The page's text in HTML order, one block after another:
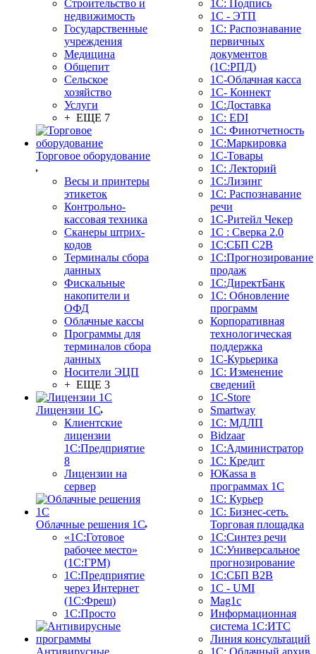
Строительство и
недвижимость
Государственные
учреждения
Медицина
Общепит
Сельское
хозяйство
Услуги
+ ЕЩЕ 7
Торговое оборудование
Весы и принтеры
этикеток
Контрольно-
кассовая техника
Сканеры штрих-
кодов
Терминалы сбора
данных
Фискальные
накопители и
ОФД
Облачные кассы
Программы для
терминалов сбора
данных
Носители ЭЦП
+ ЕЩЕ 3
Лицензии 1С
Клиентские
лицензии
1С:Предприятие
8
Лицензии на
сервер
Облачные решения 1С
«1C:Готовое
рабочее место»
(1С:ГРМ)
1С:Предприятие
через Интернет
(1С:Фреш)
1С:Просто
Антивирусные
1С: Подпись
1С - ЭТП
1С: Распознавание
первичных
документов
(1С:РПД)
1С-Облачная касса
1С- Коннект
1С:Доставка
1С: EDI
1С: Финотчетность
1С:Маркировка
1С-Товары
1С: Лекторий
1С:Лизинг
1С: Распознавание
речи
1C-Ритейл Чекер
1С : Сверка 2.0
1С:СБП C2B
1С:Прогнозирование
продаж
1С:ДиректБанк
1С: Обновление
программ
Корпоративная
технологическая
поддержка
1С-Курьерика
1С: Изменение
сведений
1C-Store
Smartway
1С: МДЛП
Bidzaar
1С:Администратор
1С: Кредит
ЮКаssа в
программах 1С
1С: Курьер
1С: Бизнес-сеть.
Торговая площадка
1С:Синтез речи
1С:Универсальное
прогнозирование
1С:СБП B2B
1C - UMI
Mag1c
Информационная
система 1С:ИТС
Линия консультаций
1С: Облачный архив